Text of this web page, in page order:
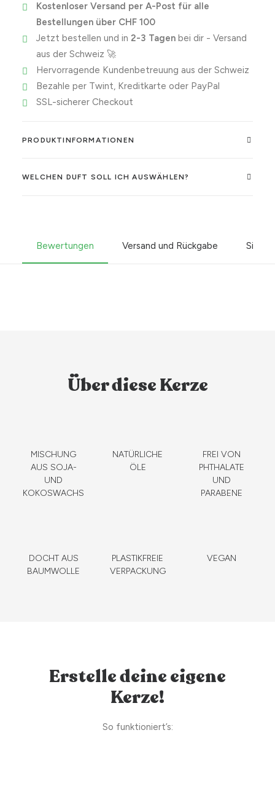
Kostenloser Versand per A-Post für alle
Bestellungen über CHF 100
Jetzt bestellen und in 2-3 Tagenbei dir - Versand
aus der Schweiz 🚀
Hervorragende Kundenbetreuung aus der Schweiz
Bezahle per Twint, Kreditkarte oder PayPal
SSL-sicherer Checkout
PRODUKTINFORMATIONEN
WELCHEN DUFT SOLL ICH AUSWÄHLEN?
Bewertungen Versand und Rückgabe
Über diese Kerze
MISCHUNG
AUS SOJA-
UND
KOKOSWACHS
NATÜRLICHE
ÖLE
FREI VON
PHTHALATE
UND
PARABENE
DOCHT AUS
BAUMWOLLE
PLASTIKFREIE
VERPACKUNG
VEGAN
Erstelle deine eigene
Kerze!
So funktioniert’s: